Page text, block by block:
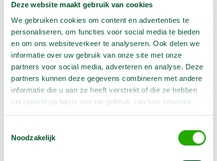
Deze website maakt gebruik van cookies
We gebruiken cookies om content en advertenties te
personaliseren, om functies voor social media te bieden
en om ons websiteverkeer te analyseren. Ook delen we
informatie over uw gebruik van onze site met onze
partners voor social media, adverteren en analyse. Deze
partners kunnen deze gegevens combineren met andere
informatie die u aan ze heeft verstrekt of die ze hebben
verzameld op basis van uw gebruik van hun services.
Noodzakelijk
Omschrijving
Ideaal voor het werken op hoogte voor metsel-,
schilder- en stukadoorwerkzaamheden.
Opties